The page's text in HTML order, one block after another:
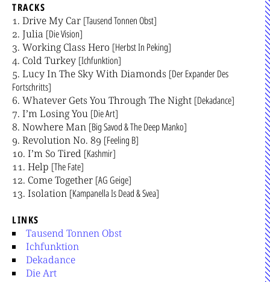
TRACKS
Drive My Car [Tausend Tonnen Obst]
Julia [Die Vision]
Working Class Hero [Herbst In Peking]
Cold Turkey [Ichfunktion]
Lucy In The Sky With Diamonds [Der Expander Des
Fortschritts]
Whatever Gets You Through The Night [Dekadance]
I’m Losing You [Die Art]
Nowhere Man [Big Savod & The Deep Manko]
Revolution No. 89 [Feeling B]
I’m So Tired [Kashmir]
Help [The Fate]
Come Together [AG Geige]
Isolation [Kampanella Is Dead & Svea]
LINKS
Tausend Tonnen Obst
Ichfunktion
Dekadance
Die Art